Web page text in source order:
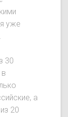
уже
30
а
20